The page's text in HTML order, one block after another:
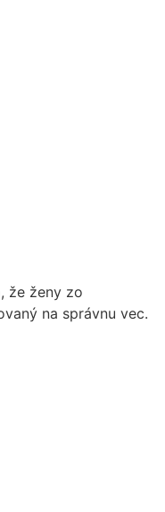
že ženy zo
na správnu vec.